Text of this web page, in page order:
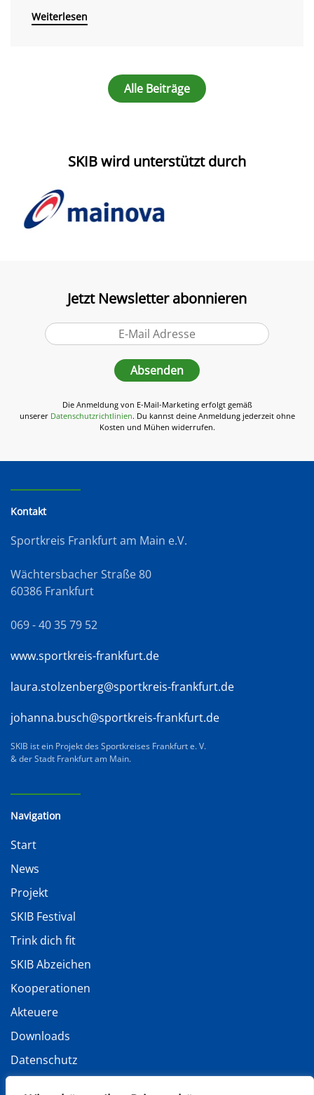
Weiterlesen
Alle Beiträge
SKIB wird unterstützt durch
Jetzt Newsletter abonnieren
Absenden
Die Anmeldung von E-Mail-Marketing erfolgt gemäß
unserer Datenschutzrichtlinien. Du kannst deine Anmeldung jederzeit ohne
Kosten und Mühen widerrufen.
Kontakt
Sportkreis Frankfurt am Main e.V.
Wächtersbacher Straße 80
60386 Frankfurt
069 - 40 35 79 52
www.sportkreis-frankfurt.de
laura.stolzenberg@sportkreis-frankfurt.de
johanna.busch@sportkreis-frankfurt.de
SKIB ist ein Projekt des Sportkreises Frankfurt e. V.
& der Stadt Frankfurt am Main.
Navigation
Start
News
Projekt
SKIB Festival
Trink dich fit
SKIB Abzeichen
Kooperationen
Akteuere
Downloads
Datenschutz